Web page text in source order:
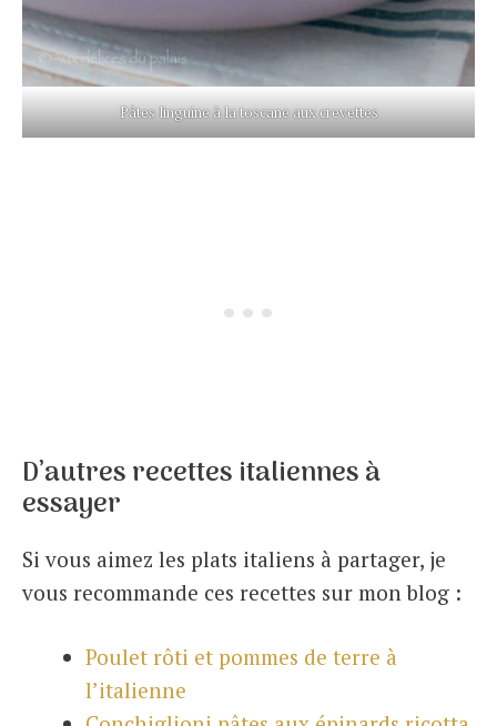
Pâtes linguine à la toscane aux crevettes
D’autres recettes italiennes à
essayer
Si vous aimez les plats italiens à partager, je
vous recommande ces recettes sur mon blog :
Poulet rôti et pommes de terre à
l’italienne